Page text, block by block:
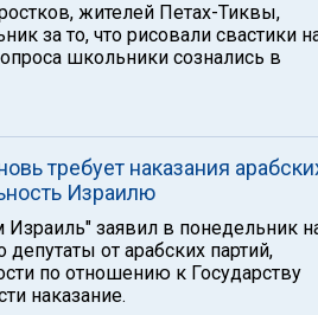
жителей Петах-Тиквы,
за то, что рисовали свастики
школьники сознались в
требует наказания
Израилю
заявил в понедельник
депутаты от арабских партий,
по отношению к Государству
наказание.